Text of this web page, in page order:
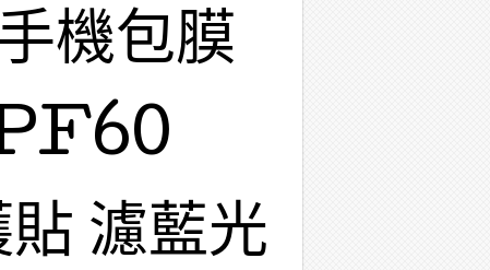
機包膜
濾藍光